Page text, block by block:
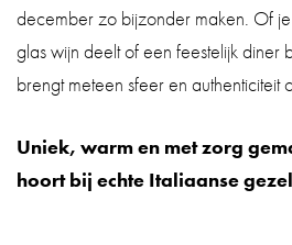
december zo bijzonder maken. Of
glas wijn deelt of een feestelijk diner
brengt meteen sfeer en authenticiteit
Uniek, warm en met zorg
hoort bij echte Italiaanse